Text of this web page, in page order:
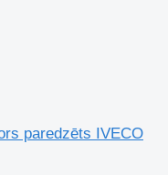
paredzēts IVECO